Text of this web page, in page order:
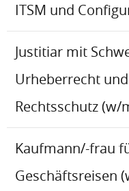
ITSM und
Justitiar mit
Urheberrecht
Rechtsschutz (w/
Kaufmann/-frau
Geschäftsreisen